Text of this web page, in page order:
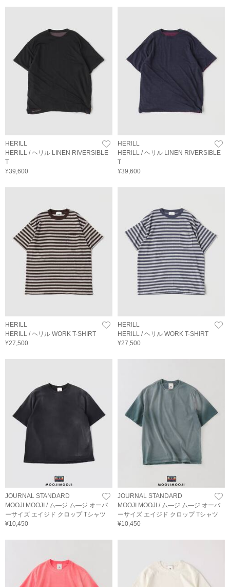
HERILL
HERILL / ヘリル LINEN RIVERSIBLE
T
¥39,600
HERILL
HERILL / ヘリル LINEN RIVERSIBLE
T
¥39,600
HERILL
HERILL / ヘリル WORK T-SHIRT
¥27,500
HERILL
HERILL / ヘリル WORK T-SHIRT
¥27,500
JOURNAL STANDARD
MOOJI MOOJI / ム―ジ ム―ジ オーバ
ーサイズ エイジド クロップ Tシャツ
¥10,450
JOURNAL STANDARD
MOOJI MOOJI / ム―ジ ム―ジ オーバ
ーサイズ エイジド クロップ Tシャツ
¥10,450